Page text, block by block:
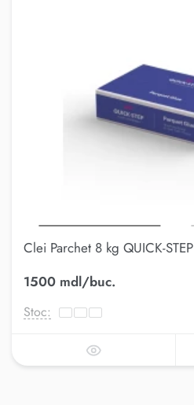
Clei Parchet 8 kg QUICK-STEP
1500 mdl/buc.
Stoc: